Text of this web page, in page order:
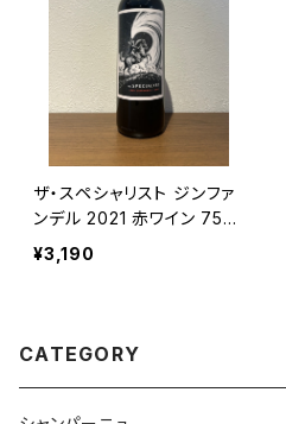
ザ・スペシャリスト ジンファ
ンデル 2021 赤ワイン 750
ml
¥3,190
CATEGORY